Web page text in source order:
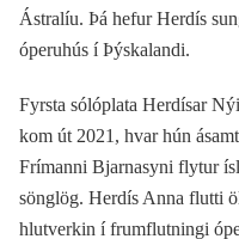
Ástralíu. Þá hefur Herdís
óperuhús í Þýskalandi.
Fyrsta sólóplata Herdísar
kom út 2021, hvar hún
Frímanni Bjarnasyni flytur
sönglög. Herdís Anna flutti
hlutverkin í frumflutningi